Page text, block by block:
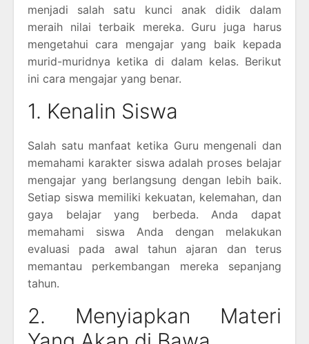
menjadi salah satu kunci anak didik dalam
meraih nilai terbaik mereka. Guru juga harus
mengetahui cara mengajar yang baik kepada
murid-muridnya ketika di dalam kelas. Berikut
ini cara mengajar yang benar.
1. Kenalin Siswa
Salah satu manfaat ketika Guru mengenali dan
memahami karakter siswa adalah proses belajar
mengajar yang berlangsung dengan lebih baik.
Setiap siswa memiliki kekuatan, kelemahan, dan
gaya belajar yang berbeda. Anda dapat
memahami siswa Anda dengan melakukan
evaluasi pada awal tahun ajaran dan terus
memantau perkembangan mereka sepanjang
tahun.
2. Menyiapkan Materi